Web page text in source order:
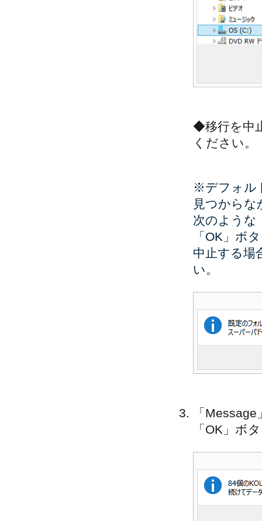
◆移行を中
ください。
※デフォル
見つからな
次のような
「OK」ボ
中止する場
い。
「
「OK」ボ